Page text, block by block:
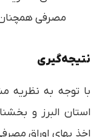
مصرفی
نتیجه‌گیری
با توجه به نظریه
استان البرز و
اخذ بهای اوراق